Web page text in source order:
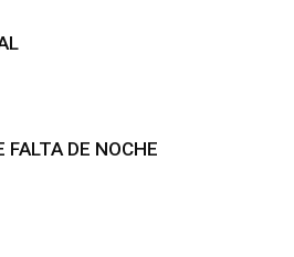
FALTA DE NOCHE